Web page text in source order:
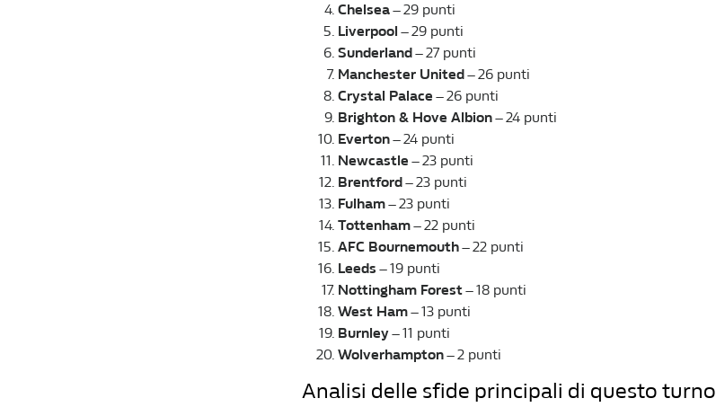
Chelsea– 29 punti
Liverpool – 29 punti
Sunderland– 27 punti
Manchester United– 26 punti
Crystal Palace – 26 punti
Brighton & Hove Albion– 24 punti
Everton– 24 punti
Newcastle – 23 punti
Brentford– 23 punti
Fulham– 23 punti
Tottenham– 22 punti
AFC Bournemouth– 22 punti
Leeds – 19 punti
Nottingham Forest– 18 punti
West Ham– 13 punti
Burnley– 11 punti
Wolverhampton– 2 punti
Analisi delle sfide principali di questo turno